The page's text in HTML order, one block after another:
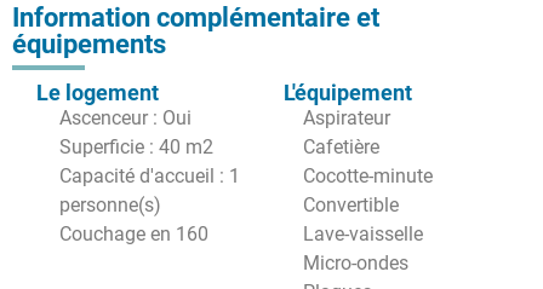
Information complémentaire et
équipements
Le logement
Ascenceur : Oui
Superficie : 40 m2
Capacité d'accueil : 1
personne(s)
Couchage en 160
L'équipement
Aspirateur
Cafetière
Cocotte-minute
Convertible
Lave-vaisselle
Micro-ondes